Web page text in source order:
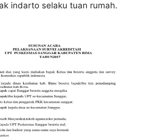
indarto selaku tuan rumah.